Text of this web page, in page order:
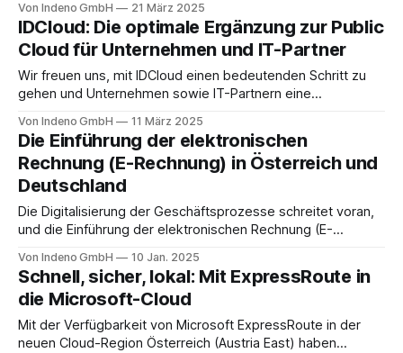
ein starkes Zeichen für digitale Souveränität, verbesserte
Performance und nachhaltige Public-Cloud Lösungen in
Österreich. Als offizieller Microsoft Launch-Partner
begleiten wir Unternehmen und
Von Indeno GmbH 21 März 2025
IDCloud: Die optimale Ergänzung zur Public
Cloud für Unternehmen und IT-Partner
Wir freuen uns, mit IDCloud einen bedeutenden Schritt zu
gehen und Unternehmen sowie IT-Partnern eine
bieten. Unter der IDCloud bündeln wir alle
Infrastrukturbetriebsleistungen, um den wachsenden
Anforderungen moderner Hybrid- und Multi-Cloud-
Strategien gerecht zu werden. IDCloud – Managed Cloud-
Von Indeno GmbH 11 März 2025
Die Einführung der elektronischen
Rechnung (E-Rechnung) in Österreich und
Deutschland
Die Digitalisierung der Geschäftsprozesse schreitet voran,
und die Einführung der elektronischen Rechnung (E-
wichtigen Meilenstein dar. Dieser Artikel bietet einen
umfassenden Überblick über die Definition, gesetzlichen
Anforderungen und Zeitpläne für die verpflichtende Nutzung
der E-Rechnung. Was ist eine E-Rechnung? Eine E-
Von Indeno GmbH 10 Jan. 2025
Schnell, sicher, lokal: Mit ExpressRoute in
die Microsoft-Cloud
Mit der Verfügbarkeit von Microsoft ExpressRoute in der
neuen Cloud-Region Österreich (Austria East) haben